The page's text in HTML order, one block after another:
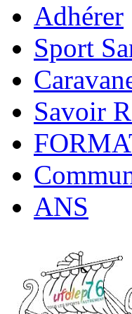
Adhérer
Sport
Savoir
ANS